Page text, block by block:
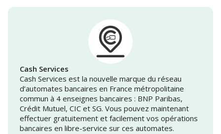
Cash Services
Cash Services est la nouvelle marque du réseau
d’automates bancaires en France métropolitaine
commun à 4 enseignes bancaires : BNP Paribas,
Crédit Mutuel, CIC et SG. Vous pouvez maintenant
effectuer gratuitement et facilement vos opérations
bancaires en libre-service sur ces automates.